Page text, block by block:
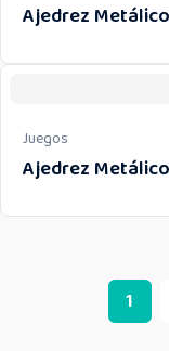
Ajedrez
Juegos
Ajedrez
1